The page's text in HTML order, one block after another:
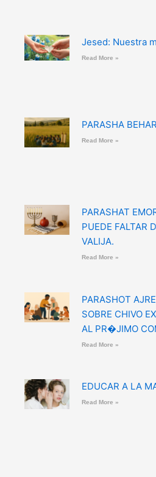
Jesed: Nuestra
Read More »
PARASHA BEHAR
Read More »
PARASHAT
PUEDE FALTAR
VALIJA.
Read More »
PARASHOT
SOBRE CHIVO
AL PR�JIMO
Read More »
EDUCAR A LA
Read More »